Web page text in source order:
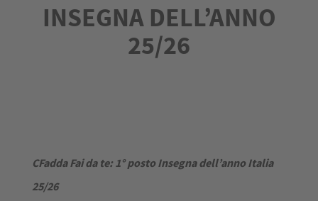
INSEGNA DELL’ANNO
25/26
CFadda Fai da te: 1° posto Insegna dell’anno Italia
25/26